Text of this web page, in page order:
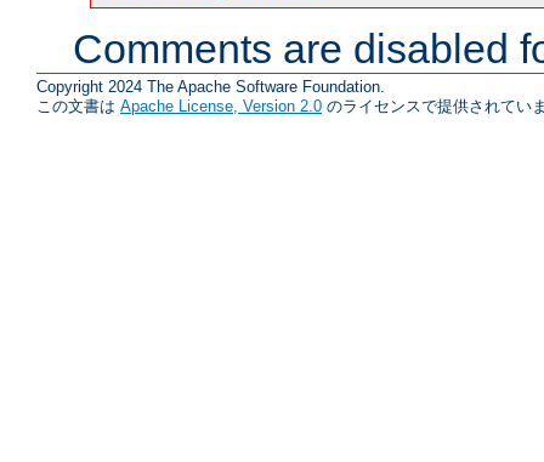
Comments are disabled
Copyright 2024 The Apache Software Foundation.
この文書は Apache License, Version 2.0 のライセンスで提供されてい